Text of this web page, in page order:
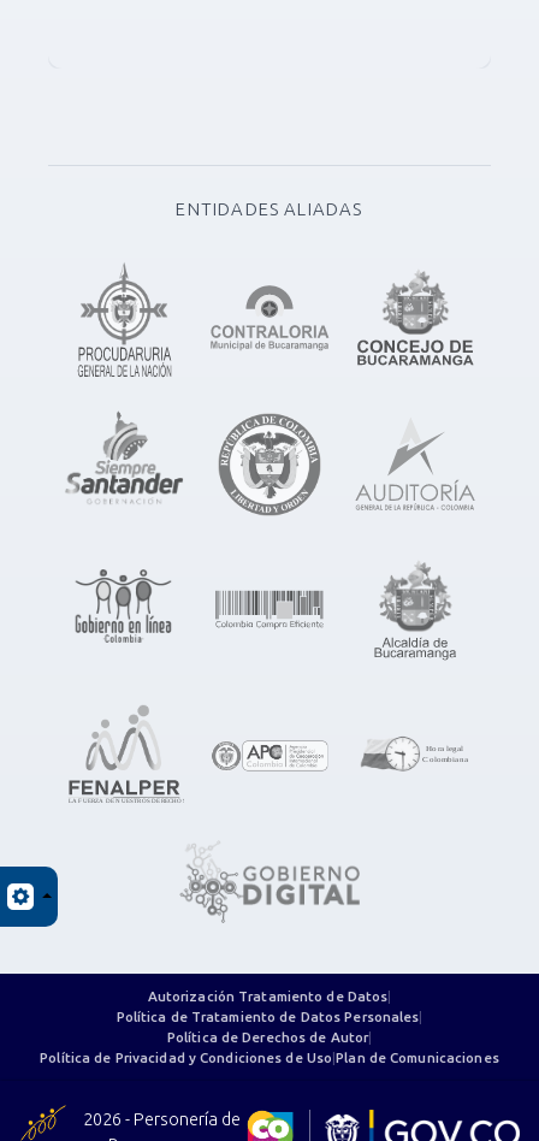
ENTIDADES ALIADAS
Autorización Tratamiento de Datos
Política de Tratamiento de Datos Personales
Política de Derechos de Autor|
Política de Privacidad y Condiciones de Uso |Plan de Comunicaciones
2026 - Personería de